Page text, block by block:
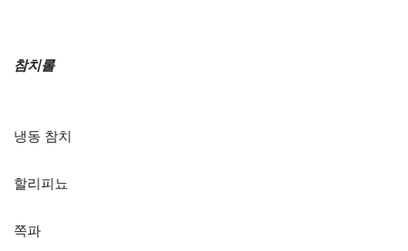
참치롤
냉동 참치
할리피뇨
쪽파